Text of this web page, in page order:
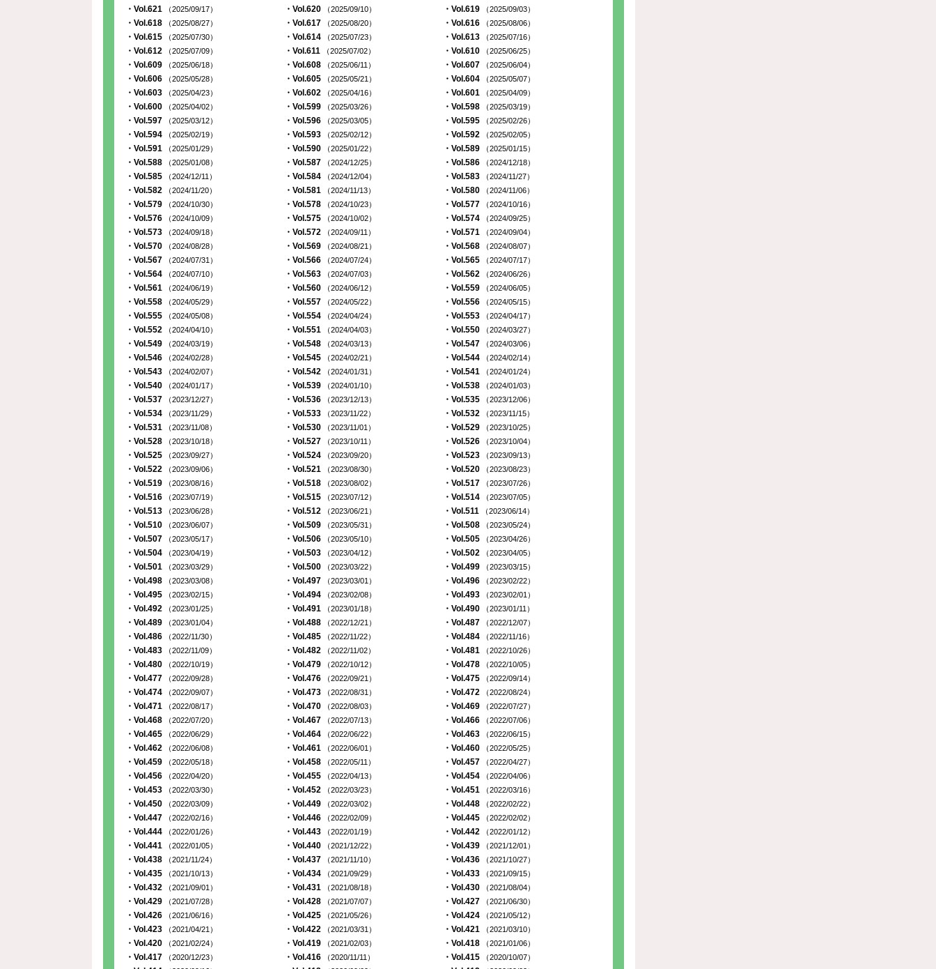
・Vol.621 （2025/09/17） ・Vol.620 （2025/09/10） ・Vol.619 （2025/09/03）
・Vol.618 （2025/08/27） ・Vol.617 （2025/08/20） ・Vol.616 （2025/08/06）
・Vol.615 （2025/07/30） ・Vol.614 （2025/07/23） ・Vol.613 （2025/07/16）
・Vol.612 （2025/07/09） ・Vol.611 （2025/07/02） ・Vol.610 （2025/06/25）
・Vol.609 （2025/06/18） ・Vol.608 （2025/06/11） ・Vol.607 （2025/06/04）
・Vol.606 （2025/05/28） ・Vol.605 （2025/05/21） ・Vol.604 （2025/05/07）
・Vol.603 （2025/04/23） ・Vol.602 （2025/04/16） ・Vol.601 （2025/04/09）
・Vol.600 （2025/04/02） ・Vol.599 （2025/03/26） ・Vol.598 （2025/03/19）
・Vol.597 （2025/03/12） ・Vol.596 （2025/03/05） ・Vol.595 （2025/02/26）
・Vol.594 （2025/02/19） ・Vol.593 （2025/02/12） ・Vol.592 （2025/02/05）
・Vol.591 （2025/01/29） ・Vol.590 （2025/01/22） ・Vol.589 （2025/01/15）
・Vol.588 （2025/01/08） ・Vol.587 （2024/12/25） ・Vol.586 （2024/12/18）
・Vol.585 （2024/12/11） ・Vol.584 （2024/12/04） ・Vol.583 （2024/11/27）
・Vol.582 （2024/11/20） ・Vol.581 （2024/11/13） ・Vol.580 （2024/11/06）
・Vol.579 （2024/10/30） ・Vol.578 （2024/10/23） ・Vol.577 （2024/10/16）
・Vol.576 （2024/10/09） ・Vol.575 （2024/10/02） ・Vol.574 （2024/09/25）
・Vol.573 （2024/09/18） ・Vol.572 （2024/09/11） ・Vol.571 （2024/09/04）
・Vol.570 （2024/08/28） ・Vol.569 （2024/08/21） ・Vol.568 （2024/08/07）
・Vol.567 （2024/07/31） ・Vol.566 （2024/07/24） ・Vol.565 （2024/07/17）
・Vol.564 （2024/07/10） ・Vol.563 （2024/07/03） ・Vol.562 （2024/06/26）
・Vol.561 （2024/06/19） ・Vol.560 （2024/06/12） ・Vol.559 （2024/06/05）
・Vol.558 （2024/05/29） ・Vol.557 （2024/05/22） ・Vol.556 （2024/05/15）
・Vol.555 （2024/05/08） ・Vol.554 （2024/04/24） ・Vol.553 （2024/04/17）
・Vol.552 （2024/04/10） ・Vol.551 （2024/04/03） ・Vol.550 （2024/03/27）
・Vol.549 （2024/03/19） ・Vol.548 （2024/03/13） ・Vol.547 （2024/03/06）
・Vol.546 （2024/02/28） ・Vol.545 （2024/02/21） ・Vol.544 （2024/02/14）
・Vol.543 （2024/02/07） ・Vol.542 （2024/01/31） ・Vol.541 （2024/01/24）
・Vol.540 （2024/01/17） ・Vol.539 （2024/01/10） ・Vol.538 （2024/01/03）
・Vol.537 （2023/12/27） ・Vol.536 （2023/12/13） ・Vol.535 （2023/12/06）
・Vol.534 （2023/11/29） ・Vol.533 （2023/11/22） ・Vol.532 （2023/11/15）
・Vol.531 （2023/11/08） ・Vol.530 （2023/11/01） ・Vol.529 （2023/10/25）
・Vol.528 （2023/10/18） ・Vol.527 （2023/10/11） ・Vol.526 （2023/10/04）
・Vol.525 （2023/09/27） ・Vol.524 （2023/09/20） ・Vol.523 （2023/09/13）
・Vol.522 （2023/09/06） ・Vol.521 （2023/08/30） ・Vol.520 （2023/08/23）
・Vol.519 （2023/08/16） ・Vol.518 （2023/08/02） ・Vol.517 （2023/07/26）
・Vol.516 （2023/07/19） ・Vol.515 （2023/07/12） ・Vol.514 （2023/07/05）
・Vol.513 （2023/06/28） ・Vol.512 （2023/06/21） ・Vol.511 （2023/06/14）
・Vol.510 （2023/06/07） ・Vol.509 （2023/05/31） ・Vol.508 （2023/05/24）
・Vol.507 （2023/05/17） ・Vol.506 （2023/05/10） ・Vol.505 （2023/04/26）
・Vol.504 （2023/04/19） ・Vol.503 （2023/04/12） ・Vol.502 （2023/04/05）
・Vol.501 （2023/03/29） ・Vol.500 （2023/03/22） ・Vol.499 （2023/03/15）
・Vol.498 （2023/03/08） ・Vol.497 （2023/03/01） ・Vol.496 （2023/02/22）
・Vol.495 （2023/02/15） ・Vol.494 （2023/02/08） ・Vol.493 （2023/02/01）
・Vol.492 （2023/01/25） ・Vol.491 （2023/01/18） ・Vol.490 （2023/01/11）
・Vol.489 （2023/01/04） ・Vol.488 （2022/12/21） ・Vol.487 （2022/12/07）
・Vol.486 （2022/11/30） ・Vol.485 （2022/11/22） ・Vol.484 （2022/11/16）
・Vol.483 （2022/11/09） ・Vol.482 （2022/11/02） ・Vol.481 （2022/10/26）
・Vol.480 （2022/10/19） ・Vol.479 （2022/10/12） ・Vol.478 （2022/10/05）
・Vol.477 （2022/09/28） ・Vol.476 （2022/09/21） ・Vol.475 （2022/09/14）
・Vol.474 （2022/09/07） ・Vol.473 （2022/08/31） ・Vol.472 （2022/08/24）
・Vol.471 （2022/08/17） ・Vol.470 （2022/08/03） ・Vol.469 （2022/07/27）
・Vol.468 （2022/07/20） ・Vol.467 （2022/07/13） ・Vol.466 （2022/07/06）
・Vol.465 （2022/06/29） ・Vol.464 （2022/06/22） ・Vol.463 （2022/06/15）
・Vol.462 （2022/06/08） ・Vol.461 （2022/06/01） ・Vol.460 （2022/05/25）
・Vol.459 （2022/05/18） ・Vol.458 （2022/05/11） ・Vol.457 （2022/04/27）
・Vol.456 （2022/04/20） ・Vol.455 （2022/04/13） ・Vol.454 （2022/04/06）
・Vol.453 （2022/03/30） ・Vol.452 （2022/03/23） ・Vol.451 （2022/03/16）
・Vol.450 （2022/03/09） ・Vol.449 （2022/03/02） ・Vol.448 （2022/02/22）
・Vol.447 （2022/02/16） ・Vol.446 （2022/02/09） ・Vol.445 （2022/02/02）
・Vol.444 （2022/01/26） ・Vol.443 （2022/01/19） ・Vol.442 （2022/01/12）
・Vol.441 （2022/01/05） ・Vol.440 （2021/12/22） ・Vol.439 （2021/12/01）
・Vol.438 （2021/11/24） ・Vol.437 （2021/11/10） ・Vol.436 （2021/10/27）
・Vol.435 （2021/10/13） ・Vol.434 （2021/09/29） ・Vol.433 （2021/09/15）
・Vol.432 （2021/09/01） ・Vol.431 （2021/08/18） ・Vol.430 （2021/08/04）
・Vol.429 （2021/07/28） ・Vol.428 （2021/07/07） ・Vol.427 （2021/06/30）
・Vol.426 （2021/06/16） ・Vol.425 （2021/05/26） ・Vol.424 （2021/05/12）
・Vol.423 （2021/04/21） ・Vol.422 （2021/03/31） ・Vol.421 （2021/03/10）
・Vol.420 （2021/02/24） ・Vol.419 （2021/02/03） ・Vol.418 （2021/01/06）
・Vol.417 （2020/12/23） ・Vol.416 （2020/11/11） ・Vol.415 （2020/10/07）